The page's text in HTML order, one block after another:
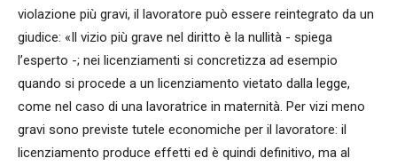
violazione più gravi, il lavoratore può essere reintegrato da un
giudice: «Il vizio più grave nel diritto è la nullità - spiega
l’esperto -; nei licenziamenti si concretizza ad esempio
quando si procede a un licenziamento vietato dalla legge,
come nel caso di una lavoratrice in maternità. Per vizi meno
gravi sono previste tutele economiche per il lavoratore: il
licenziamento produce effetti ed è quindi definitivo, ma al